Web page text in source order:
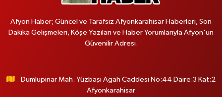
Afyon Haber; Güncel ve Tarafsız Afyonkarahisar Haberleri, Son
Dakika Gelişmeleri, Köşe Yazıları ve Haber Yorumlarıyla Afyon'un
Güvenilir Adresi.
Dumlupınar Mah. Yüzbaşı Agah Caddesi No:44 Daire:3 Kat:2
Afyonkarahisar